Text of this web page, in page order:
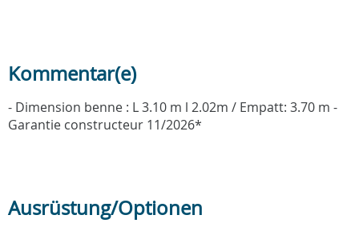
Kommentar(e)
- Dimension benne : L 3.10 m l 2.02m / Empatt: 3.70 m -
Garantie constructeur 11/2026*
Ausrüstung/Optionen